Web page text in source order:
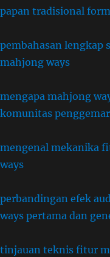
papan tradisional
pembahasan lengkap
mahjong ways
mengapa mahjong
komunitas
mengenal mekanika
ways
perbandingan efek
ways pertama dan
tinjauan teknis fitur